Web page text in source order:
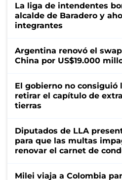
La liga de intendentes
alcalde de Baradero y
integrantes
Argentina renovó el
China por US$19.000
El gobierno no consiguió
retirar el capítulo de
tierras
Diputados de LLA
para que las multas
renovar el carnet de
Milei viaja a Colombia